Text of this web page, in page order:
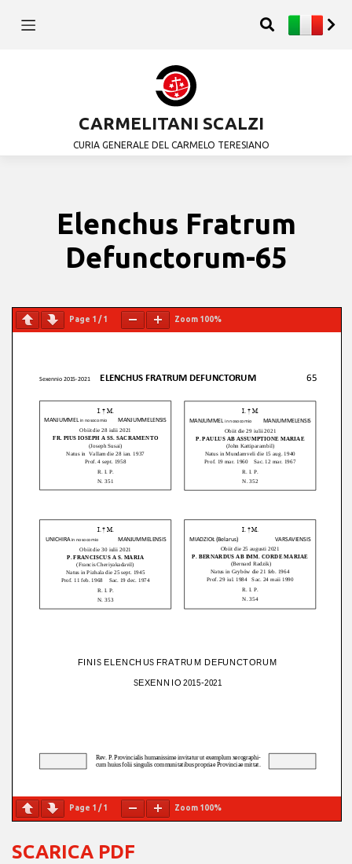
CARMELITANI SCALZI
CURIA GENERALE DEL CARMELO TERESIANO
Elenchus Fratrum
Defunctorum-65
Page 1 /1 Zoom 100%
Page 1 /1 Zoom 100%
SCARICA PDF